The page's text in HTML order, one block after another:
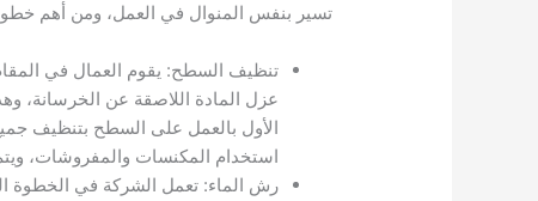
تسير بنفس المنوال في العمل، ومن أهم
تنظيف السطح: يقوم العمال في
عزل المادة اللاصقة عن الخرسانة،
الأول بالعمل على السطح بتنظيف
استخدام المكنسات والمفروشات،
رش الماء: تعمل الشركة في الخطوة